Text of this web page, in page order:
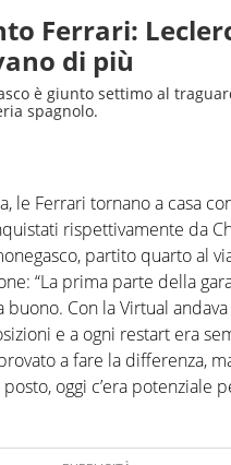
Ferrari:
di più
è giunto settimo al
spagnolo.
le Ferrari tornano a casa
rispettivamente da
partito quarto al
“La prima parte della
buono. Con la Virtual
e a ogni restart era
a fare la differenza,
oggi c’era potenziale